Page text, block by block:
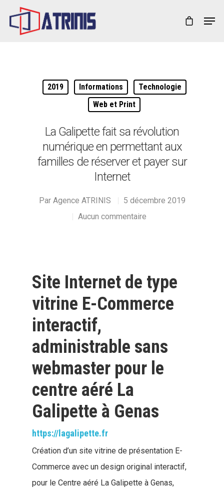
2019 Informations
Technologie
Web et Print
La Galipette fait sa révolution
numérique en permettant aux
familles de réserver et payer sur
Internet
Par Agence ATRINIS
5 décembre 2019
Aucun commentaire
Site Internet de type
vitrine E-Commerce
interactif,
administrable sans
webmaster pour le
centre aéré La
Galipette à Genas
https://lagalipette.fr
Création d’un site vitrine de présentation E-
Commerce avec un design original interactif,
pour le Centre aéré La Galipette à Genas,